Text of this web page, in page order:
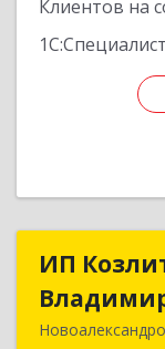
Клиентов на
1С:Специалист
ИП